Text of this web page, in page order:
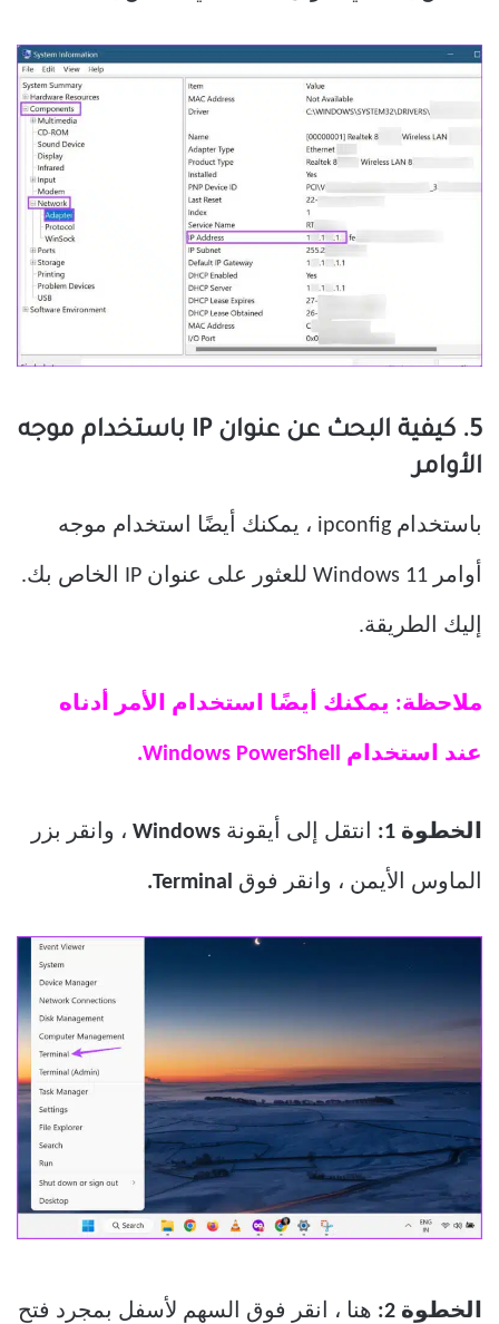
5. كيفية البحث عن عنوان IP باستخدام موجه
الأوامر
باستخدام ipconfig ، يمكنك أيضًا استخدام موجه
أوامر Windows 11 للعثور على عنوان IP الخاص بك.
إليك الطريقة.
ملاحظة: يمكنك أيضًا استخدام الأمر أدناه
عند استخدام Windows PowerShell.
الخطوة 1: انتقل إلى أيقونة Windows ، وانقر بزر
الماوس الأيمن ، وانقر فوق Terminal.
الخطوة 2: هنا ، انقر فوق السهم لأسفل بمجرد فتح